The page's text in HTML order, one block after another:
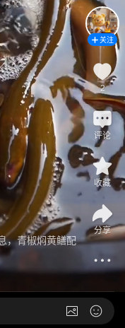
，青椒焖黄鳝配
关注
2
评论
收藏
分享